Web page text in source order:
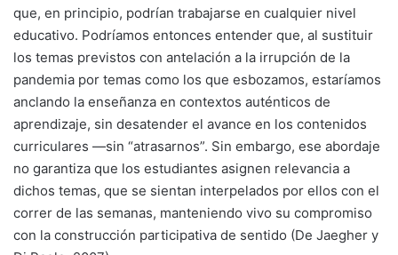
que, en principio, podrían trabajarse en cualquier nivel
educativo. Podríamos entonces entender que, al sustituir
los temas previstos con antelación a la irrupción de la
pandemia por temas como los que esbozamos, estaríamos
anclando la enseñanza en contextos auténticos de
aprendizaje, sin desatender el avance en los contenidos
curriculares —sin “atrasarnos”. Sin embargo, ese abordaje
no garantiza que los estudiantes asignen relevancia a
dichos temas, que se sientan interpelados por ellos con el
correr de las semanas, manteniendo vivo su compromiso
con la construcción participativa de sentido (De Jaegher y